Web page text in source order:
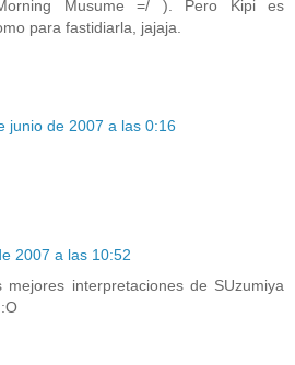
Musume =/ ). Pero Kipi es
para fastidiarla, jajaja.
junio de 2007 a las 0:16
2007 a las 10:52
interpretaciones de SUzumiya